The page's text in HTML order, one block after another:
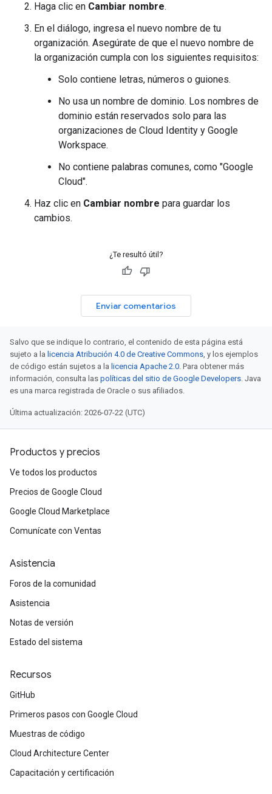
Haga clic en Cambiar nombre.
En el diálogo, ingresa el nuevo nombre de tu
organización. Asegúrate de que el nuevo nombre de
la organización cumpla con los siguientes requisitos:
Solo contiene letras, números o guiones.
No usa un nombre de dominio. Los nombres de
dominio están reservados solo para las
organizaciones de Cloud Identity y Google
Workspace.
No contiene palabras comunes, como "Google
Cloud".
Haz clic en Cambiar nombre para guardar los
cambios.
¿Te resultó útil?
Enviar comentarios
Salvo que se indique lo contrario, el contenido de esta página está
sujeto a la licencia Atribución 4.0 de Creative Commons, y los ejemplos
de código están sujetos a la licencia Apache 2.0. Para obtener más
información, consulta las políticas del sitio de Google Developers. Java
es una marca registrada de Oracle o sus afiliados.
Última actualización: 2026-07-22 (UTC)
Productos y precios
Ve todos los productos
Precios de Google Cloud
Google Cloud Marketplace
Comunícate con Ventas
Asistencia
Foros de la comunidad
Asistencia
Notas de versión
Estado del sistema
Recursos
GitHub
Primeros pasos con Google Cloud
Muestras de código
Cloud Architecture Center
Capacitación y certificación